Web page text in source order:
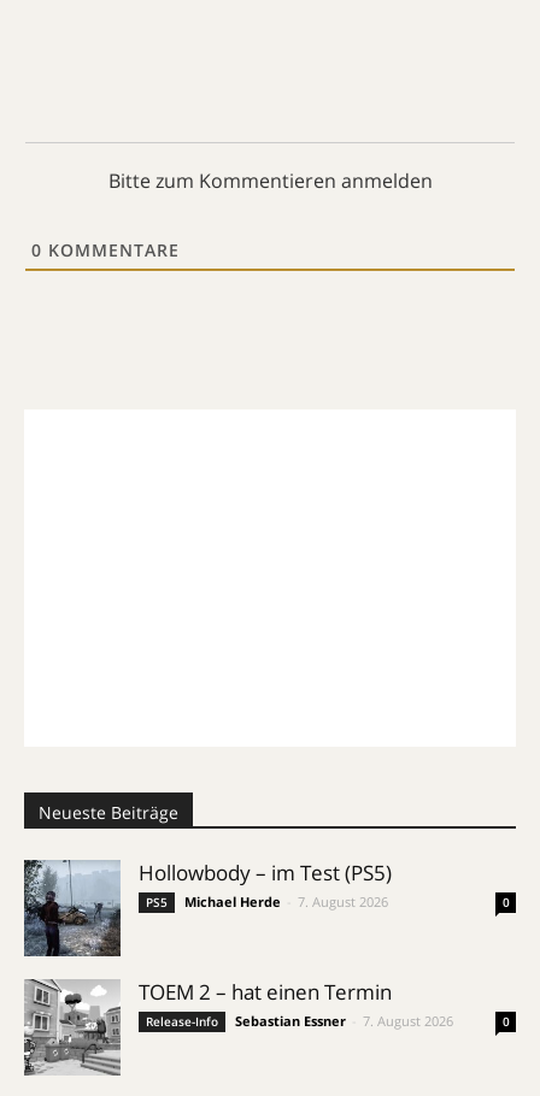
Bitte zum Kommentieren anmelden
0 KOMMENTARE
Neueste Beiträge
Hollowbody – im Test (PS5)
PS5 Michael Herde 7. August 2026 0
TOEM 2 – hat einen Termin
Release-Info Sebastian Essner 7. August 2026 0